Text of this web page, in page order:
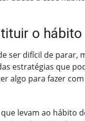
o
ser difícil de parar,
estratégias que
algo para fazer
levam ao hábito